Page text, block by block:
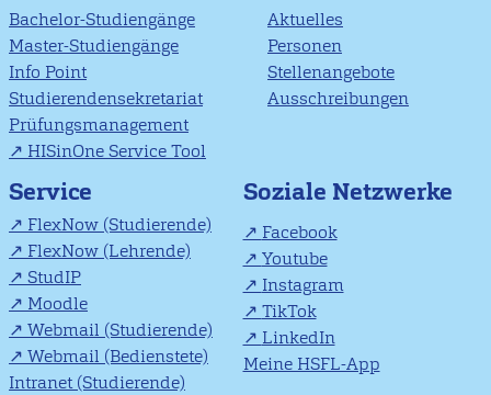
Bachelor-Studiengänge
Master-Studiengänge
Info Point
Studierendensekretariat
Prüfungsmanagement
HISinOne Service Tool
Aktuelles
Personen
Stellenangebote
Ausschreibungen
Service
FlexNow (Studierende)
FlexNow (Lehrende)
StudIP
Moodle
Webmail (Studierende)
Webmail (Bedienstete)
Intranet (Studierende)
Soziale Netzwerke
Facebook
Youtube
Instagram
TikTok
LinkedIn
Meine HSFL-App